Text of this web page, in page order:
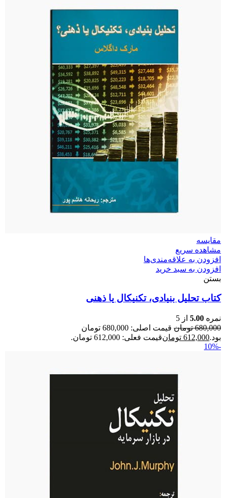
مقایسه
مشاهده سریع
افزودن به علاقه‌مندی‌ها
افزودن به سبد خرید
بستن
کتاب تحلیل بنیادی، تکنیکال یا ذهنی
نمره 5.00 از 5
680,000 تومان
قیمت اصلی: 680,000 تومان
بود.612,000 تومانقیمت فعلی: 612,000 تومان.
-10%